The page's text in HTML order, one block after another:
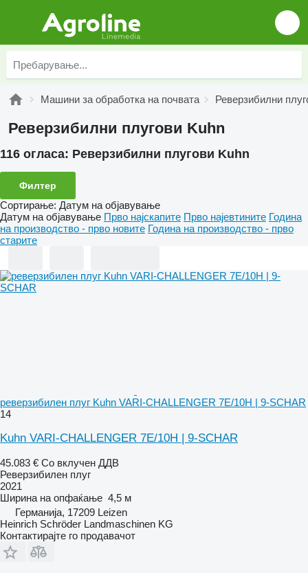
Машини за обработка на почвата Реверзибилни
Реверзибилни плугови Kuhn
116 огласа: Реверзибилни плугови Kuhn
Филтер
Сортирање: Датум на објавување
Датум на објавување Прво најскапите Прво најевтините Година
на производство - прво новите Година на производство - прво
старите
реверзибилен плуг Kuhn VARI-CHALLENGER 7E/10H | 9-SCHAR
14
Kuhn VARI-CHALLENGER 7E/10H | 9-SCHAR
45.083 € Со вклучен ДДВ
Реверзибилен плуг
2021
Ширина на опфаќање 4,5 м
Германија, 17209 Leizen
Heinrich Schröder Landmaschinen KG
Контактирајте го продавачот